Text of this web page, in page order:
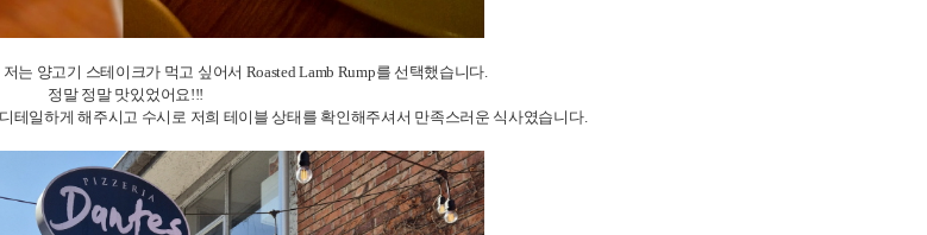
는 양고기 스테이크가 먹고 싶어서 Roasted Lamb Rump를 선택했습니다.
정말 정말 맛있었어요!!!
테일하게 해주시고 수시로 저희 테이블 상태를 확인해주셔서 만족스러운 식사였습니다.